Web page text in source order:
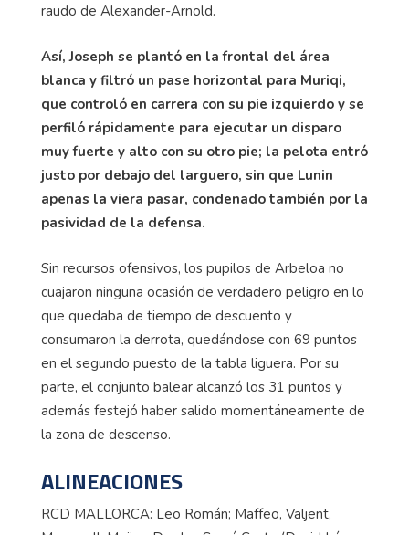
raudo de Alexander-Arnold.
Así, Joseph se plantó en la frontal del área
blanca y filtró un pase horizontal para Muriqi,
que controló en carrera con su pie izquierdo y se
perfiló rápidamente para ejecutar un disparo
muy fuerte y alto con su otro pie; la pelota entró
justo por debajo del larguero, sin que Lunin
apenas la viera pasar, condenado también por la
pasividad de la defensa.
Sin recursos ofensivos, los pupilos de Arbeloa no
cuajaron ninguna ocasión de verdadero peligro en lo
que quedaba de tiempo de descuento y
consumaron la derrota, quedándose con 69 puntos
en el segundo puesto de la tabla liguera. Por su
parte, el conjunto balear alcanzó los 31 puntos y
además festejó haber salido momentáneamente de
la zona de descenso.
ALINEACIONES
RCD MALLORCA: Leo Román; Maffeo, Valjent,